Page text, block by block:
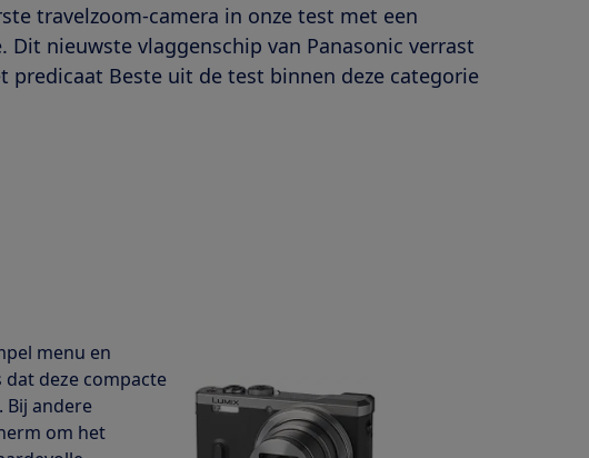
travelzoom-camera in onze test met een
Dit nieuwste vlaggenschip van Panasonic verrast
Beste uit de test binnen deze categorie
menu en
deze compacte
Bij andere
om het